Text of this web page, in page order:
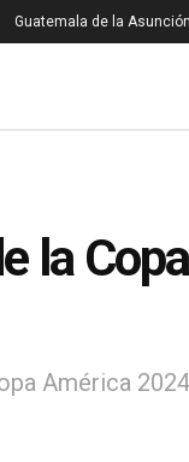
Guatemala de la Asunción
la
América